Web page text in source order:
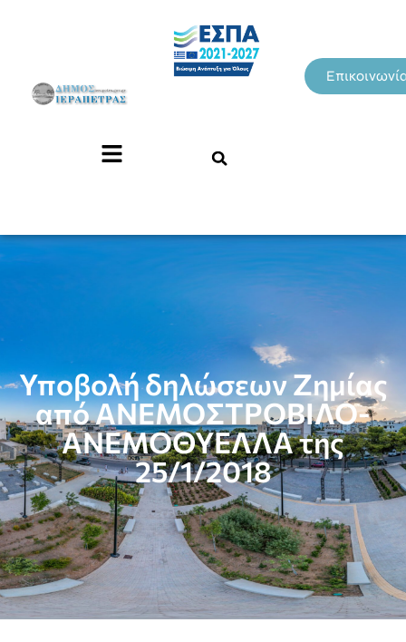
Υποβολή δηλώσεων Ζημίας
από ΑΝΕΜΟΣΤΡΟΒΙΛΟ-
ΑΝΕΜΟΘΥΕΛΛΑ της
25/1/2018